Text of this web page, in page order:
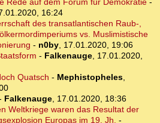
Rede auf dem Forum für Demokratie-
16:24
des transatlantischen Raub-,
vs. Muslimistische
- n0by, 17.01.2020, 19:06
- Falkenauge, 17.01.2020,
Quatsch - Mephistopheles,
Falkenauge, 17.01.2020, 18:36
Weltkriege waren das Resultat der
Europas im 19. Jh. -